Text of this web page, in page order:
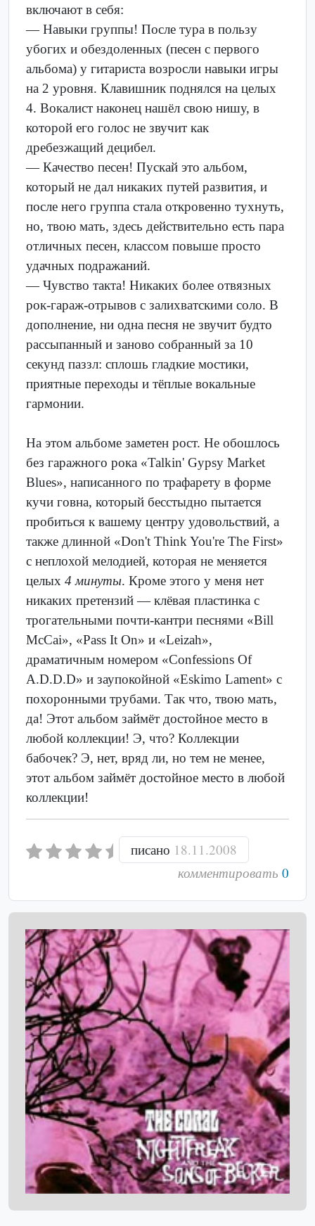
включают в себя:
— Навыки группы! После тура в пользу
убогих и обездоленных (песен с первого
альбома) у гитариста возросли навыки игры
на 2 уровня. Клавишник поднялся на целых
4. Вокалист наконец нашёл свою нишу, в
которой его голос не звучит как
дребезжащий децибел.
— Качество песен! Пускай это альбом,
который не дал никаких путей развития, и
после него группа стала откровенно тухнуть,
но, твою мать, здесь действительно есть пара
отличных песен, классом повыше просто
удачных подражаний.
— Чувство такта! Никаких более отвязных
рок-гараж-отрывов с залихватскими соло. В
дополнение, ни одна песня не звучит будто
рассыпанный и заново собранный за 10
секунд паззл: сплошь гладкие мостики,
приятные переходы и тёплые вокальные
гармонии.
На этом альбоме заметен рост. Не обошлось
без гаражного рока «Talkin' Gypsy Market
Blues», написанного по трафарету в форме
кучи говна, который бесстыдно пытается
пробиться к вашему центру удовольствий, а
также длинной «Don't Think You're The First»
с неплохой мелодией, которая не меняется
целых 4 минуты. Кроме этого у меня нет
никаких претензий — клёвая пластинка с
трогательными почти-кантри песнями «Bill
McCai», «Pass It On» и «Leizah»,
драматичным номером «Confessions Of
A.D.D.D» и заупокойной «Eskimo Lament» с
похоронными трубами. Так что, твою мать,
да! Этот альбом займёт достойное место в
любой коллекции! Э, что? Коллекции
бабочек? Э, нет, вряд ли, но тем не менее,
этот альбом займёт достойное место в любой
коллекции!
писано 18.11.2008
комментировать 0